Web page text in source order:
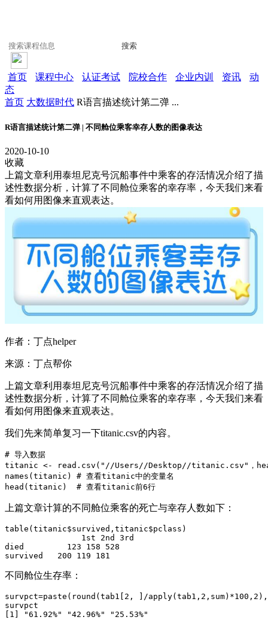
搜索
首页 课程中心 认证考试 院校合作 企业内训 资讯
动
态
首页 大数据时代 R语言描述统计第二弹 ...
R语言描述统计第二弹 | 不同舱位乘客幸存人数的图像表达
2020-10-10
收藏
上篇文章利用泰坦尼克号沉船事件中乘客的存活情况介绍了描
述性数据分析，计算了不同舱位乘客的幸存率，今天我们来看
看如何用图像来直观表达。
作者：丁点helper
来源：丁点帮你
上篇文章利用泰坦尼克号沉船事件中乘客的存活情况介绍了描
述性数据分析，计算了不同舱位乘客的幸存率，今天我们来看
看如何用图像来直观表达。
我们先来简单复习一下titanic.csv的内容。
# 导入数据
titanic <- read.csv("//Users//Desktop//titanic.csv"，
names(titanic) # 查看titanic中的变量名
head(titanic)  # 查看titanic前6行
上篇文章计算的不同舱位乘客的死亡与幸存人数如下：
table(titanic$survived,titanic$pclass)
                1st 2nd 3rd
died         123 158 528
survived   200 119 181
不同舱位生存率：
survpct=paste(round(tab1[2, ]/
survpct
[1] "61.92%" "42.96%" "25.53%"